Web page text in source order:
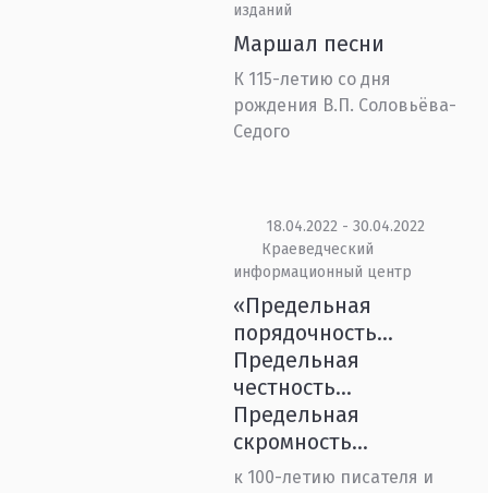
изданий
Маршал песни
К 115-летию со дня
рождения В.П. Соловьёва-
Седого
18.04.2022 - 30.04.2022
Краеведческий
информационный центр
«Предельная
порядочность...
Предельная
честность...
Предельная
скромность...
к 100-летию писателя и